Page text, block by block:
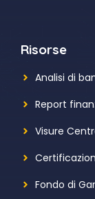
Risorse
Analisi di
Report
Visure
Fondo di